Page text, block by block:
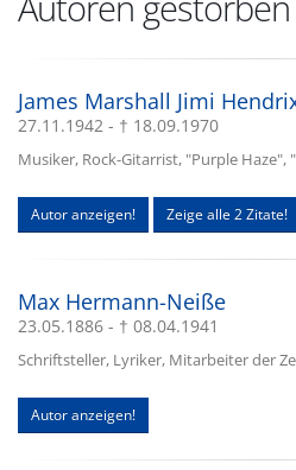
James Marshall Jimi
27.11.1942 - † 18.09.1970
Musiker, Rock-Gitarrist, "Purple Haze",
Autor anzeigen! Zeige alle 2 Zitate!
Max Hermann-Neiße
23.05.1886 - † 08.04.1941
Schriftsteller, Lyriker, Mitarbeiter der
Autor anzeigen!